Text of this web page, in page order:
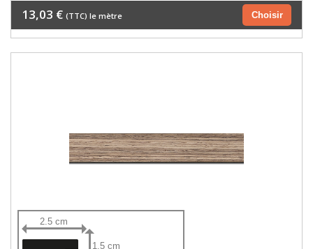
Choisir
13,03 € (TTC) le mètre
2.5 cm
1.5 cm